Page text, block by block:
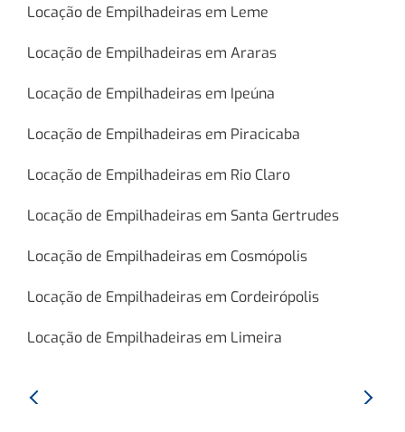
Locação de Empilhadeiras em Leme
Locação de Empilhadeiras em Araras
Locação de Empilhadeiras em Ipeúna
Locação de Empilhadeiras em Piracicaba
Locação de Empilhadeiras em Rio Claro
Locação de Empilhadeiras em Santa Gertrudes
Locação de Empilhadeiras em Cosmópolis
Locação de Empilhadeiras em Cordeirópolis
Locação de Empilhadeiras em Limeira
Anterior: